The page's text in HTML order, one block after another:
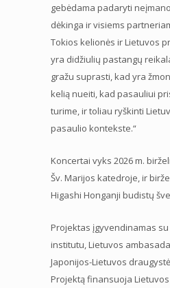
gebėdama padaryti
dėkinga ir visiems
Tokios kelionės ir Lietuvos
yra didžiulių pastangų
gražu suprasti, kad yra
kelią nueiti, kad pasauliui
turime, ir toliau ryškinti
pasaulio kontekste.“
Koncertai vyks 2026 m.
Šv. Marijos katedroje, ir
Higashi Honganji budistų
Projektas įgyvendinamas
institutu, Lietuvos
Japonijos-Lietuvos
Projektą finansuoja